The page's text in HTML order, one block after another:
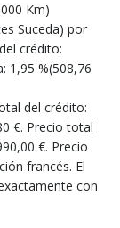
Km)
Suceda) por
crédito:
1,95 %(508,76
del crédito:
€. Precio total
€. Precio
francés. El
con